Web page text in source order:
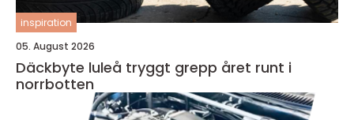
inspiration
05. August 2026
Däckbyte luleå tryggt grepp året runt i
norrbotten